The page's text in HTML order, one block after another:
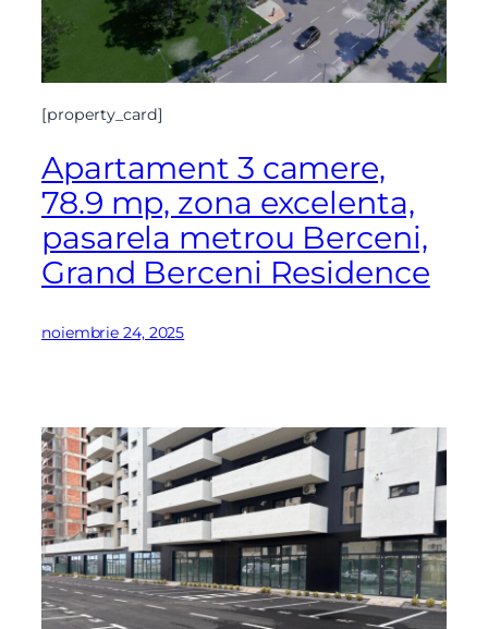
[property_card]
Apartament 3 camere,
78.9 mp, zona excelenta,
pasarela metrou Berceni,
Grand Berceni Residence
noiembrie 24, 2025